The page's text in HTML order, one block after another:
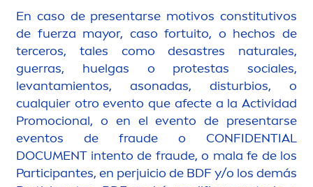
En caso de presentarse motivos constitutivos
de fuerza mayor, caso fortuito, o hechos de
terceros, tales como desastres naturales,
guerras, huelgas o protestas sociales,
levantamientos, asonadas, disturbios, o
cualquier otro evento que afecte a la Actividad
Promocional, o en el evento de presentarse
eventos de fraude o CONFIDENTIAL
DOCUMENT intento de fraude, o mala fe de los
Participantes, en perjuicio de BDF y/o los demás